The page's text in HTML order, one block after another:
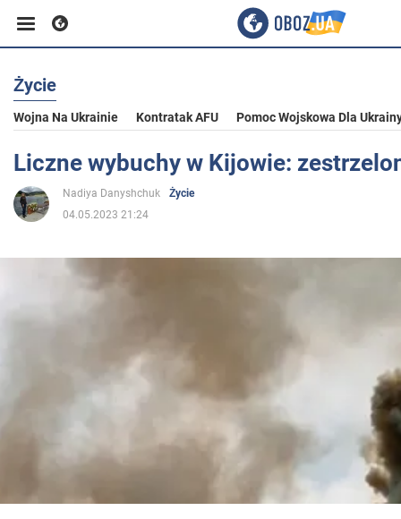
Biznes
Sport
Rozrywka
Społeczeństwo
Świat
Życie
Wojna Na Ukrainie Kontratak AFU Pomoc Wojskowa Dla
Liczne wybuchy w Kijowie:
Nadiya Danyshchuk
Życie
04.05.2023 21:24